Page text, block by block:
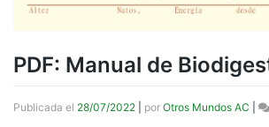
PDF: Manual de
Publicada el 28/07/2022 por Otros Mundos AC